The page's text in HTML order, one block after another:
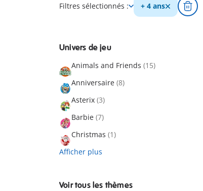
Filtres sélectionnés : + 4 ans
Univers de jeu
Animals and Friends (15)
Anniversaire (8)
Asterix (3)
Barbie (7)
Christmas (1)
Afficher plus
Voir tous les thèmes